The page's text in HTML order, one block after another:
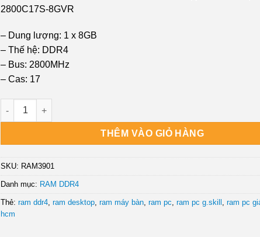
2800C17S-8GVR
– Dung lượng: 1 x 8GB
– Thế hệ: DDR4
– Bus: 2800MHz
– Cas: 17
Cửa hàng Bán RAM PC G.SKILL RipJaws V F4-2800C17S-8GVR
THÊM VÀO GIỎ HÀNG
SKU: RAM3901
Danh mục: RAM DDR4
Thẻ:ram ddr4,ram desktop,ram máy bàn,ram pc,ram pc g.skill ,ram pc
hcm